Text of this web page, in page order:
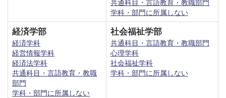
共通科目・言語教育・教職部門
学科・部門に所属しない
経済学部
経済学科
経営情報学科
経済法学科
共通科目・言語教育・教職
部門
学科・部門に所属しない
社会福祉学部
共通科目・言語教育・教職部門
心理学科
社会福祉学科
学科・部門に所属しない